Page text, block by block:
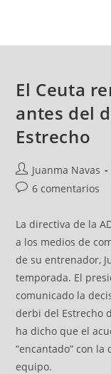
El Ceuta
antes del
Estrecho
Juanma Navas
6 comentarios
La directiva de la
a los medios de
de su entrenador,
temporada. El
comunicado la
derbi del Estrecho
ha dicho que el
“encantado” con la
equipo.